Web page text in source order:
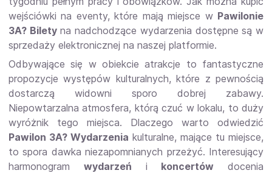
wejściówki na eventy, które mają miejsce w Pawilonie
3A? Biletyna nadchodzące wydarzenia dostępne są w
sprzedaży elektronicznej na naszej platformie.
Odbywające się w obiekcie atrakcje to fantastyczne
propozycje występów kulturalnych, które z pewnością
dostarczą widowni sporo dobrej zabawy.
Niepowtarzalna atmosfera, którą czuć w lokalu, to duży
wyróżnik tego miejsca. Dlaczego warto odwiedzić
Pawilon 3A? Wydarzenia kulturalne, mające tu miejsce,
to spora dawka niezapomnianych przeżyć. Interesujący
harmonogram wydarzeń i koncertów docenia